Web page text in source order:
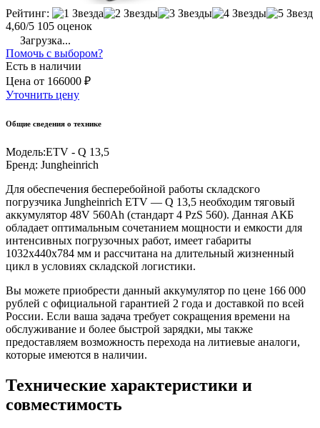
Рейтинг:
4,60/5 105 оценок
Загрузка...
Помочь с выбором?
Есть в наличии
Цена от 166000 ₽
Уточнить цену
Общие сведения о технике
Модель:ETV - Q 13,5
Бренд: Jungheinrich
Для обеспечения бесперебойной работы складского
погрузчика Jungheinrich ETV — Q 13,5 необходим тяговый
аккумулятор 48V 560Ah (стандарт 4 PzS 560). Данная АКБ
обладает оптимальным сочетанием мощности и емкости для
интенсивных погрузочных работ, имеет габариты
1032x440x784 мм и рассчитана на длительный жизненный
цикл в условиях складской логистики.
Вы можете приобрести данный аккумулятор по цене 166 000
рублей с официальной гарантией 2 года и доставкой по всей
России. Если ваша задача требует сокращения времени на
обслуживание и более быстрой зарядки, мы также
предоставляем возможность перехода на литиевые аналоги,
которые имеются в наличии.
Технические характеристики и
совместимость